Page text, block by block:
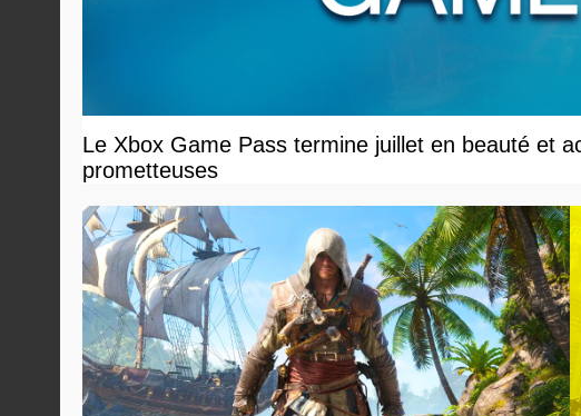
Le Xbox Game Pass termine juillet en beauté et
prometteuses